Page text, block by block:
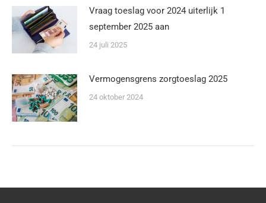
Vraag toeslag voor 2024 uiterlijk 1
september 2025 aan
24 juli 2025
Vermogensgrens zorgtoeslag 2025
24 oktober 2024